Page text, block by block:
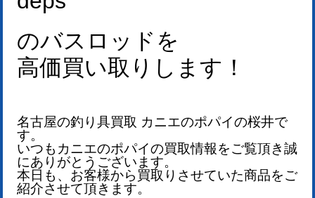
のバスロッドを
高価買い取りします！
名古屋の釣り具買取 カニエのポパイの桜井で
す。
いつもカニエのポパイの買取情報をご覧頂き誠
にありがとうございます。
本日も、お客様から買取りさせていた商品をご
紹介させて頂きます。